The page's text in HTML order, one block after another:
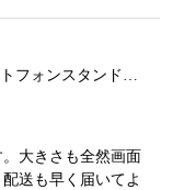
角度を選べるスマートフォンスタンド（縦置可）
大きさも全然画面
送も早く届いてよ